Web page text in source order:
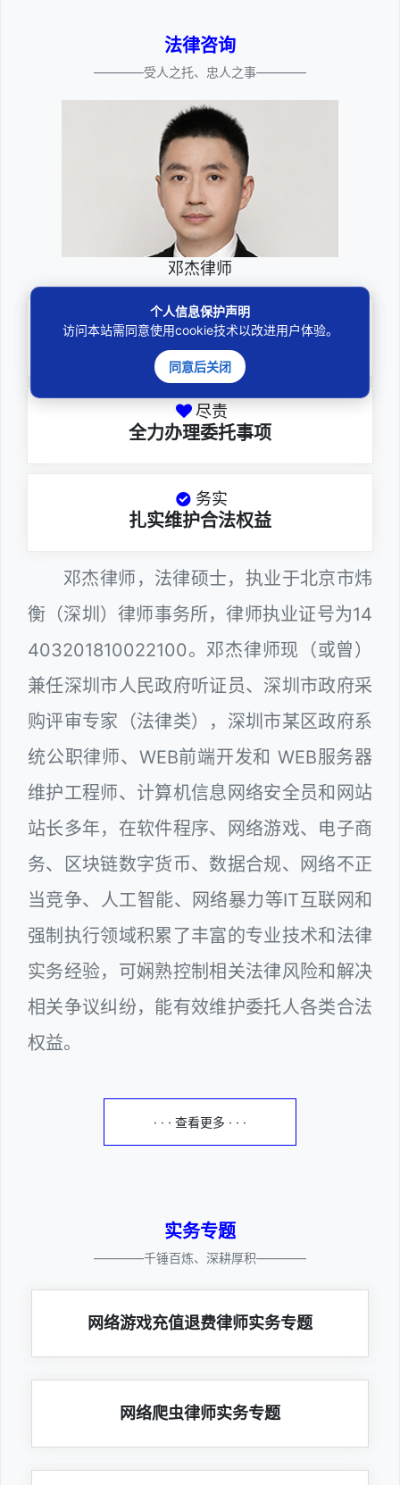
法律咨询
————受人之托、忠人之事————
邓杰律师
专业
深耕厚积聚焦专注
尽责
全力办理委托事项
务实
扎实维护合法权益
邓杰律师，法律硕士，执业于北京市炜
衡（深圳）律师事务所，律师执业证号为14
403201810022100。邓杰律师现（或曾）
兼任深圳市人民政府听证员、深圳市政府采
购评审专家（法律类），深圳市某区政府系
统公职律师、WEB前端开发和 WEB服务器
维护工程师、计算机信息网络安全员和网站
站长多年，在软件程序、网络游戏、电子商
务、区块链数字货币、数据合规、网络不正
当竞争、人工智能、网络暴力等IT互联网和
强制执行领域积累了丰富的专业技术和法律
实务经验，可娴熟控制相关法律风险和解决
相关争议纠纷，能有效维护委托人各类合法
权益。
· · · 查看更多 · · ·
实务专题
————千锤百炼、深耕厚积————
网络游戏充值退费律师实务专题
网络爬虫律师实务专题
个人信息保护声明
访问本站需同意使用cookie技术以改进用户体验。
同意后关闭